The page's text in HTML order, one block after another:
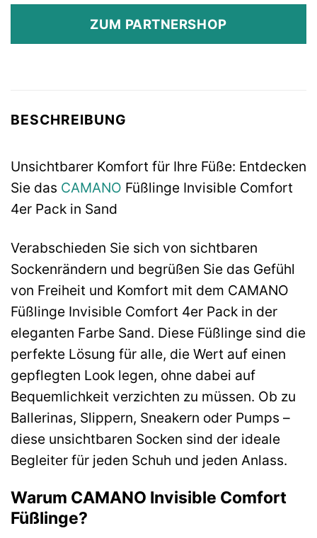
ZUM PARTNERSHOP
BESCHREIBUNG
Unsichtbarer Komfort für Ihre Füße: Entdecken
Sie das CAMANO Füßlinge Invisible Comfort
4er Pack in Sand
Verabschieden Sie sich von sichtbaren
Sockenrändern und begrüßen Sie das Gefühl
von Freiheit und Komfort mit dem CAMANO
Füßlinge Invisible Comfort 4er Pack in der
eleganten Farbe Sand. Diese Füßlinge sind die
perfekte Lösung für alle, die Wert auf einen
gepflegten Look legen, ohne dabei auf
Bequemlichkeit verzichten zu müssen. Ob zu
Ballerinas, Slippern, Sneakern oder Pumps –
diese unsichtbaren Socken sind der ideale
Begleiter für jeden Schuh und jeden Anlass.
Warum CAMANO Invisible Comfort
Füßlinge?